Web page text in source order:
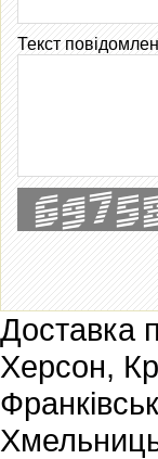
Текст
Доставка
Херсон,